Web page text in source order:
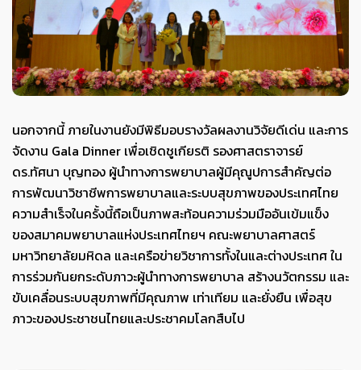
นอกจากนี้ ภายในงานยังมีพิธีมอบรางวัลผลงานวิจัยดีเด่น และการ
จัดงาน Gala Dinner เพื่อเชิดชูเกียรติ รองศาสตราจารย์
ดร.ทัศนา บุญทอง ผู้นำทางการพยาบาลผู้มีคุณูปการสำคัญต่อ
การพัฒนาวิชาชีพการพยาบาลและระบบสุขภาพของประเทศไทย
ความสำเร็จในครั้งนี้ถือเป็นภาพสะท้อนความร่วมมืออันเข้มแข็ง
ของสมาคมพยาบาลแห่งประเทศไทยฯ คณะพยาบาลศาสตร์
มหาวิทยาลัยมหิดล และเครือข่ายวิชาการทั้งในและต่างประเทศ ใน
การร่วมกันยกระดับภาวะผู้นำทางการพยาบาล สร้างนวัตกรรม และ
ขับเคลื่อนระบบสุขภาพที่มีคุณภาพ เท่าเทียม และยั่งยืน เพื่อสุข
ภาวะของประชาชนไทยและประชาคมโลกสืบไป